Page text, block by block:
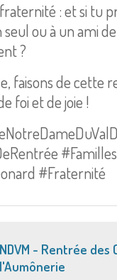
: et si tu
seul ou à un ami
?
faisons de cette
foi et de joie !
#Familles
#Fraternité
NDVM - Rentrée des
l'Aumônerie